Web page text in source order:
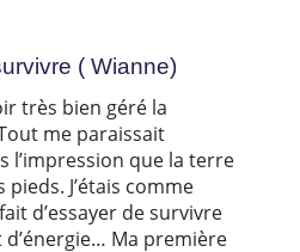
( Wianne)
très bien géré la
me paraissait
l’impression que la terre
J’étais comme
d’essayer de survivre
Ma première